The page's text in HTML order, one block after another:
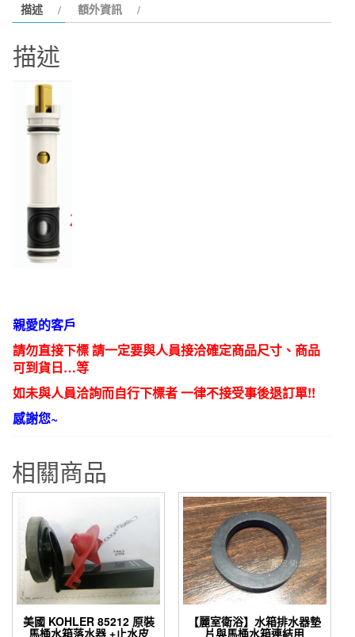
和
夢
描述 額外資訊
描述
親愛的客戶
請勿直接下標 請一定要與人員接洽確定商品尺寸、商品
可到貨日…等
如未與人員洽詢而自行下標者 一律不接受事後退訂單!!
感謝您~
相關商品
美國 KOHLER 85212 原裝
馬桶水箱落水器 +止水皮
【麗室衛浴】水箱排水器墊
片與馬桶水箱連結用